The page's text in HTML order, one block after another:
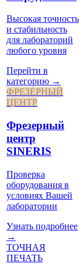
Высокая точность
и стабильность
для лабораторий
любого уровня
Перейти в
категорию →
ФРЕЗЕРНЫЙ
ЦЕНТР
Фрезерный
центр
SINERIS
Проверка
оборудования в
условиях Вашей
лаборатории
Узнать подробнее
→
ТОЧНАЯ
ПЕЧАТЬ